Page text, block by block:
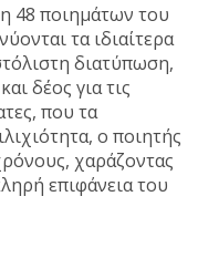
48 ποιημάτων του
τα ιδιαίτερα
διατύπωση,
δέος για τις
που τα
ο ποιητής
χαράζοντας
επιφάνεια του